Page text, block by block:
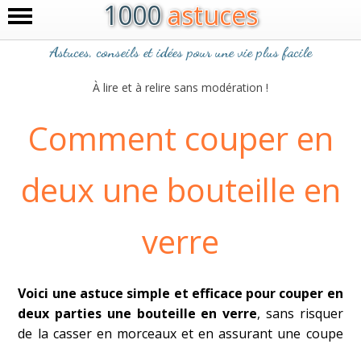
1000astuces
Astuces, conseils et idées pour une vie plus facile
À lire et à relire sans modération !
Comment couper en
deux une bouteille en
verre
Voici une astuce simple et efficace pour couper en
deux parties une bouteille en verre, sans risquer
de la casser en morceaux et en assurant une coupe